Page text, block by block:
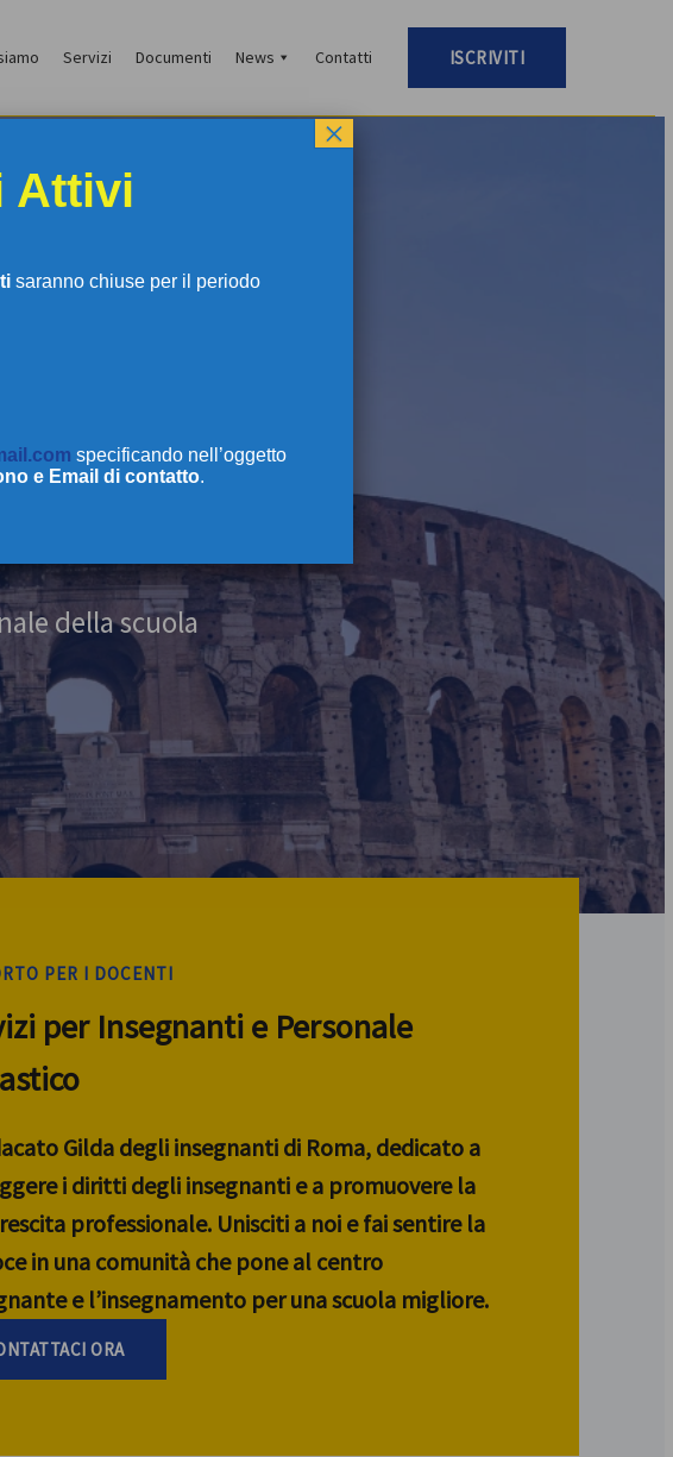
Servizi Documenti News Contatti ISCRIVITI
della scuola
PER I DOCENTI
per Insegnanti e Personale
Gilda degli insegnanti di Roma, dedicato a
i diritti degli insegnanti e a promuovere la
professionale. Unisciti a noi e fai sentire la
in una comunità che pone al centro
e l’insegnamento per una scuola migliore.
ORA
Attivi
saranno chiuse per il periodo
specificando nell’oggetto
e Email di contatto.
×